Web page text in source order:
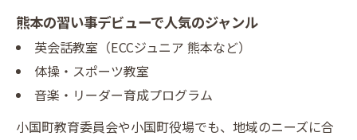
熊本の習い事デビューで人気のジャンル
英会話教室（ECCジュニア 熊本など）
体操・スポーツ教室
音楽・リーダー育成プログラム
小国町教育委員会や小国町役場でも、地域のニーズに合